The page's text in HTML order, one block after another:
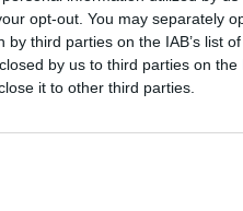
opt-out. You may separately
third parties on the IAB’s list
by us to third parties on the
it to other third parties.
της δουλεύει
φορές την ημέρα. Η
στήθος μου και
ότι η